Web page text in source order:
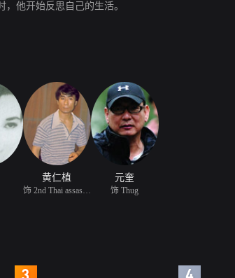
他开始反思自己的生活。
黄仁植
饰 2nd Thai assassin
元奎
饰 Thug